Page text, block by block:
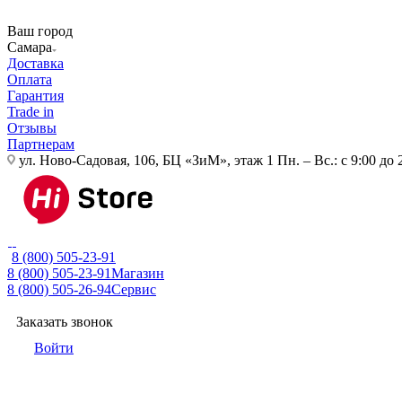
Ваш город
Самара
Доставка
Оплата
Гарантия
Trade in
Отзывы
Партнерам
ул. Ново-Садовая, 106, БЦ «ЗиМ», этаж 1 Пн. – Вс.: с 9:00 до
8 (800) 505-23-91
8 (800) 505-23-91Магазин
8 (800) 505-26-94Сервис
Заказать звонок
Войти